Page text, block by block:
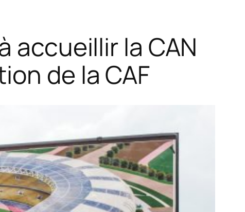
accueillir la CAN
de la CAF